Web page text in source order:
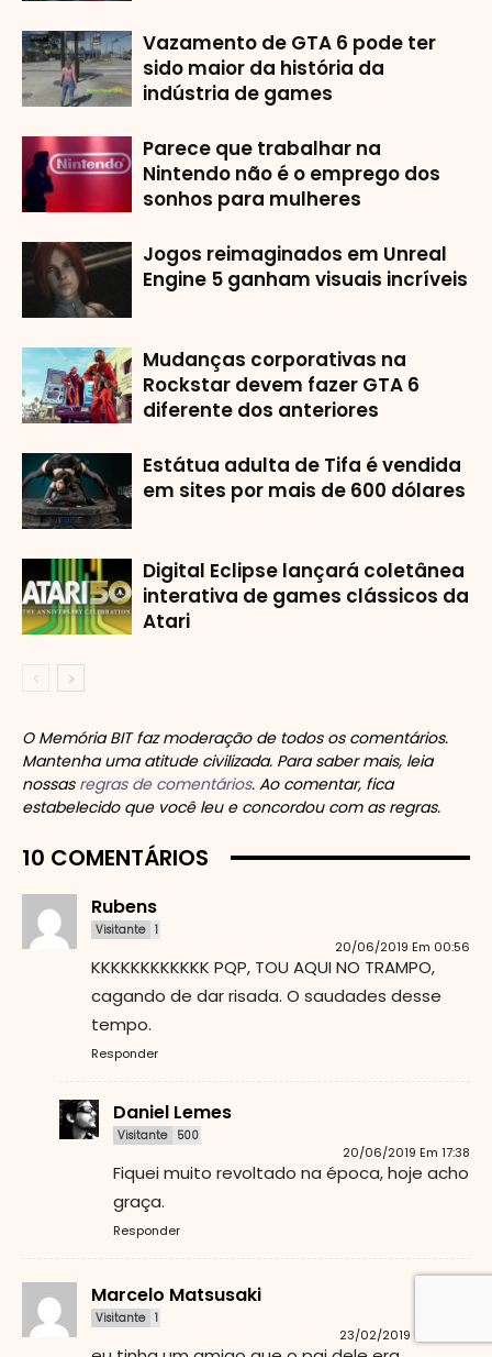
Vazamento de GTA 6 pode ter
sido maior da história da
indústria de games
Parece que trabalhar na
Nintendo não é o emprego dos
sonhos para mulheres
Jogos reimaginados em Unreal
Engine 5 ganham visuais incríveis
Mudanças corporativas na
Rockstar devem fazer GTA 6
diferente dos anteriores
Estátua adulta de Tifa é vendida
em sites por mais de 600 dólares
Digital Eclipse lançará coletânea
interativa de games clássicos da
Atari
O Memória BIT faz moderação de todos os comentários.
Mantenha uma atitude civilizada. Para saber mais, leia
nossas regras de comentários. Ao comentar, fica
estabelecido que você leu e concordou com as regras.
10 COMENTÁRIOS
Rubens
Visitante 1
20/06/2019 Em 00:56
KKKKKKKKKKKK PQP, TOU AQUI NO TRAMPO,
cagando de dar risada. O saudades desse
tempo.
Responder
Daniel Lemes
Visitante 500
20/06/2019 Em 17:38
Fiquei muito revoltado na época, hoje acho
graça.
Responder
Marcelo Matsusaki
Visitante 1
23/02/2019 Em 02:44